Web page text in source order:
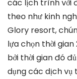
các lịch trình với
theo như kinh
Glory resort,
lựa chọn thời gian
bởi thời gian đó
dụng các dịch vụ